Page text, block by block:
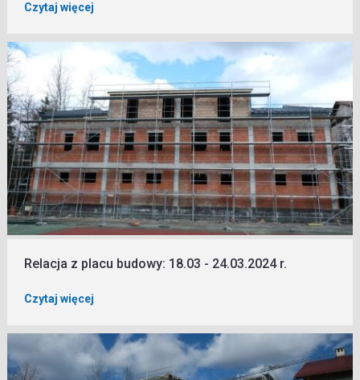
Czytaj więcej
Relacja z placu budowy: 18.03 - 24.03.2024 r.
Czytaj więcej